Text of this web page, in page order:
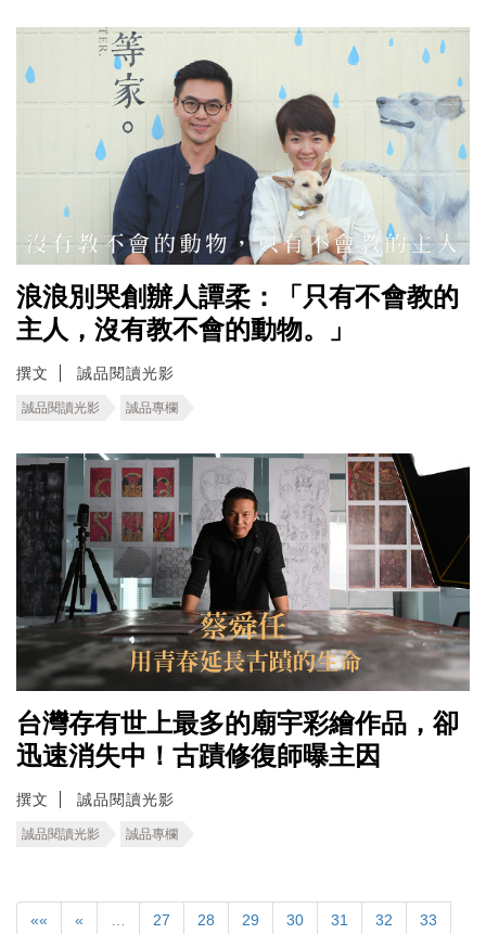
浪浪別哭創辦人譚柔：「只有不會教的
主人，沒有教不會的動物。」
撰文 誠品閱讀光影
誠品閱讀光影 誠品專欄
台灣存有世上最多的廟宇彩繪作品，卻
迅速消失中！古蹟修復師曝主因
撰文 誠品閱讀光影
誠品閱讀光影 誠品專欄
«« « 27 28 29 30 31 32 33